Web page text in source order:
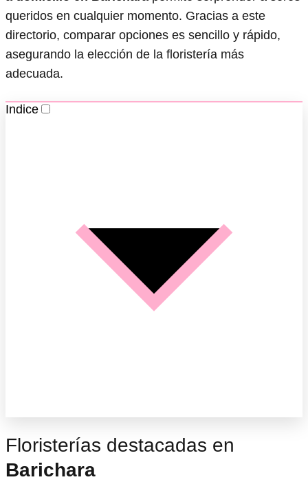
queridos en cualquier momento. Gracias a este
directorio, comparar opciones es sencillo y rápido,
asegurando la elección de la floristería más
adecuada.
Indice
Floristerías destacadas en
Barichara